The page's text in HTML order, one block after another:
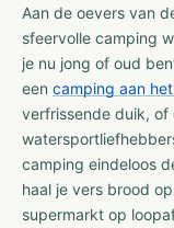
Aan de oevers van
sfeervolle camping
je nu jong of oud
een camping aan
verfrissende duik, of
camping eindeloos
haal je vers brood
supermarkt op